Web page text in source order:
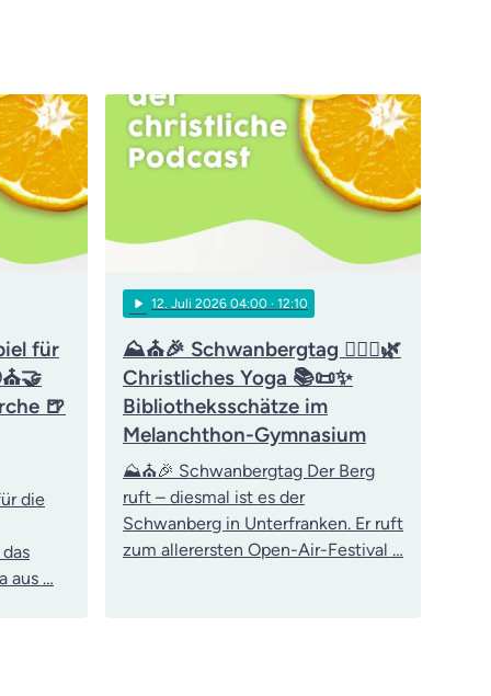
für
🍺
die
aus …
play_arrow 12 . Juli 2026 04:00 · 12:10
⛰️⛪🎉 Schwanbergtag 🧘‍♀️✝️🌿
Christliches Yoga 📚📜✨
Bibliotheksschätze im
Melanchthon-Gymnasium
⛰️⛪🎉 Schwanbergtag Der Berg
ruft – diesmal ist es der
Schwanberg in Unterfranken. Er ruft
zum allerersten Open-Air-Festival …